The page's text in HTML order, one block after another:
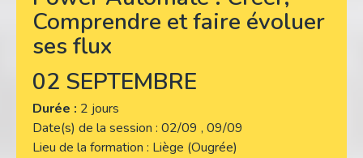
Comprendre et faire évoluer
ses flux
02 SEPTEMBRE
Durée : 2 jours
Date(s) de la session 02/09 , 09/09
Lieu de la formation Liège (Ougrée)